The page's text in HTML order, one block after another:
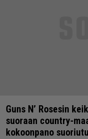
Guns N’ Rosesin
suoraan country-
kokoonpano